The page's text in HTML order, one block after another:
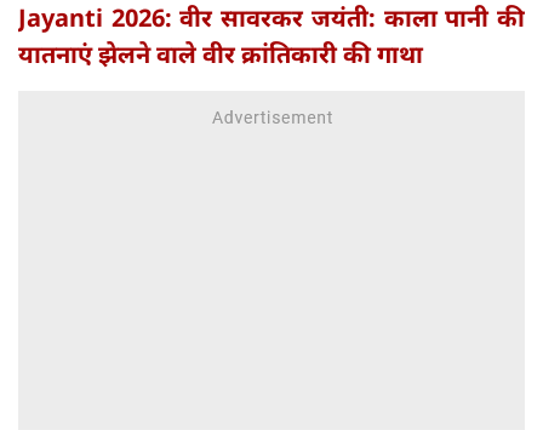
Jayanti 2026: वीर सावरकर जयंती: काला पानी की
यातनाएं झेलने वाले वीर क्रांतिकारी की गाथा